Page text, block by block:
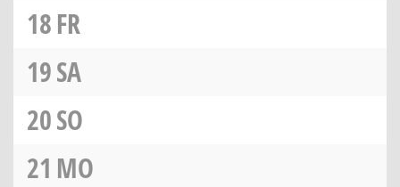
18FR
19SA
20SO
21 MO